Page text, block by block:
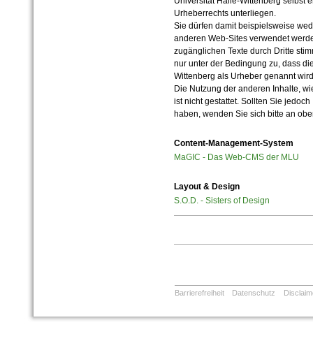
Urheberrechts unterliegen.
Sie dürfen damit beispielsweise
anderen Web-Sites verwendet
zugänglichen Texte durch Dritte
nur unter der Bedingung zu, dass
Wittenberg als Urheber genannt
Die Nutzung der anderen Inhalte,
ist nicht gestattet. Sollten Sie
haben, wenden Sie sich bitte an
Content-Management-System
MaGIC - Das Web-CMS der MLU
Layout & Design
S.O.D. - Sisters of Design
Barrierefreiheit Datenschutz